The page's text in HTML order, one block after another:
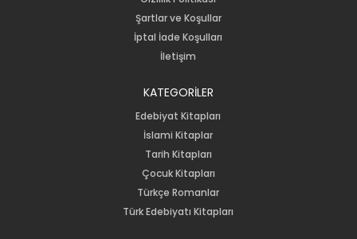
Şartlar ve Koşullar
İptal İade Koşulları
İletişim
KATEGORİLER
Edebiyat Kitapları
İslami Kitaplar
Tarih Kitapları
Çocuk Kitapları
Türkçe Romanlar
Türk Edebiyatı Kitapları